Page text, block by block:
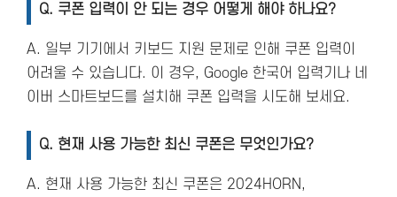
Q. 쿠폰 입력이 안 되는 경우 어떻게 해야 하나요?
A. 일부 기기에서 키보드 지원 문제로 인해 쿠폰 입력이
어려울 수 있습니다. 이 경우, Google 한국어 입력기나 네
이버 스마트보드를 설치해 쿠폰 입력을 시도해 보세요.
Q. 현재 사용 가능한 최신 쿠폰은 무엇인가요?
A. 현재 사용 가능한 최신 쿠폰은 2024HORN,